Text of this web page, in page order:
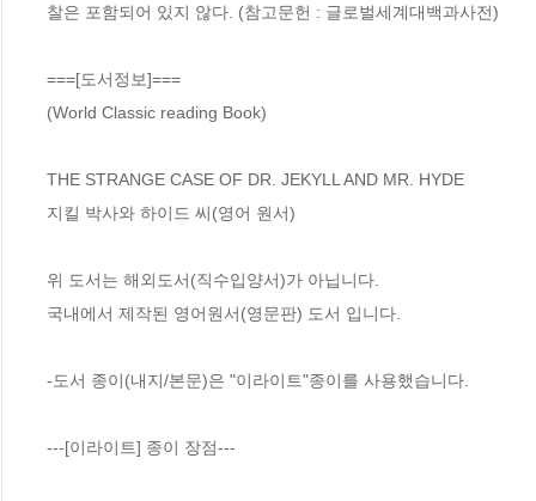
찰은 포함되어 있지 않다. (참고문헌 : 글로벌세계대백과사전)
===[도서정보]===
(World Classic reading Book)
THE STRANGE CASE OF DR. JEKYLL AND MR. HYDE
지킬 박사와 하이드 씨(영어 원서)
위 도서는 해외도서(직수입양서)가 아닙니다.
국내에서 제작된 영어원서(영문판) 도서 입니다.
-도서 종이(내지/본문)은 "이라이트"종이를 사용했습니다.
---[이라이트] 종이 장점---